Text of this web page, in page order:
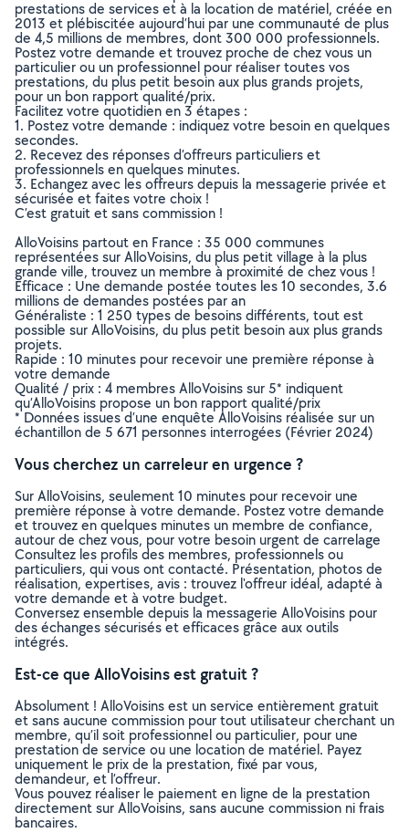
prestations de services et à la location de matériel, créée en
2013 et plébiscitée aujourd’hui par une communauté de plus
de 4,5 millions de membres, dont 300 000 professionnels.
Postez votre demande et trouvez proche de chez vous un
particulier ou un professionnel pour réaliser toutes vos
prestations, du plus petit besoin aux plus grands projets,
pour un bon rapport qualité/prix.
Facilitez votre quotidien en 3 étapes :
1. Postez votre demande : indiquez votre besoin en quelques
secondes.
2. Recevez des réponses d’offreurs particuliers et
professionnels en quelques minutes.
3. Echangez avec les offreurs depuis la messagerie privée et
sécurisée et faites votre choix !
C’est gratuit et sans commission !
AlloVoisins partout en France : 35 000 communes
représentées sur AlloVoisins, du plus petit village à la plus
grande ville, trouvez un membre à proximité de chez vous !
Efficace : Une demande postée toutes les 10 secondes, 3.6
millions de demandes postées par an
Généraliste : 1 250 types de besoins différents, tout est
possible sur AlloVoisins, du plus petit besoin aux plus grands
projets.
Rapide : 10 minutes pour recevoir une première réponse à
votre demande
Qualité / prix : 4 membres AlloVoisins sur 5* indiquent
qu’AlloVoisins propose un bon rapport qualité/prix
* Données issues d’une enquête AlloVoisins réalisée sur un
échantillon de 5 671 personnes interrogées (Février 2024)
Vous cherchez un carreleur en urgence ?
Sur AlloVoisins, seulement 10 minutes pour recevoir une
première réponse à votre demande. Postez votre demande
et trouvez en quelques minutes un membre de confiance,
autour de chez vous, pour votre besoin urgent de carrelage
Consultez les profils des membres, professionnels ou
particuliers, qui vous ont contacté. Présentation, photos de
réalisation, expertises, avis : trouvez l'offreur idéal, adapté à
votre demande et à votre budget.
Conversez ensemble depuis la messagerie AlloVoisins pour
des échanges sécurisés et efficaces grâce aux outils
intégrés.
Est-ce que AlloVoisins est gratuit ?
Absolument ! AlloVoisins est un service entièrement gratuit
et sans aucune commission pour tout utilisateur cherchant un
membre, qu’il soit professionnel ou particulier, pour une
prestation de service ou une location de matériel. Payez
uniquement le prix de la prestation, fixé par vous,
demandeur, et l’offreur.
Vous pouvez réaliser le paiement en ligne de la prestation
directement sur AlloVoisins, sans aucune commission ni frais
bancaires.